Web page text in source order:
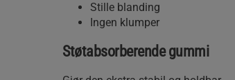
Stille blanding
Ingen klumper
Støtabsorberende gummi